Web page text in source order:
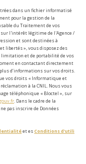
dans un fichier informatisé
pour la gestion de la
du Traitement de vos
sur l'intérêt légitime de l'Agence /
et sont destinées à
libertés », vous disposez des
limitation et de portabilité de vos
en contactant directement
d’informations sur vos droits.
vos droits « Informatique et
à la CNIL. Nous vous
téléphonique « Bloctel », sur
. Dans le cadre de la
pas inscrire de Données
et esConditions d'utili